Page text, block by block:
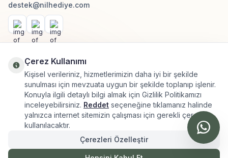
destek@nilhediye.com
Facebook
InstagramWhatsApp
KATEGORILER
ÖNEMLI BILGILER
HIZLI ERIŞIM
Çerez Kullanımı
Kişisel verileriniz, hizmetlerimizin daha iyi bir şekilde
sunulması için mevzuata uygun bir şekilde toplanıp işlenir.
Konuyla ilgili detaylı bilgi almak için Gizlilik Politikamızı
inceleyebilirsiniz. Reddet seçeneğine tıklamanız halinde
yalnızca internet sitemizin çalışması için gerekli çerezler
kullanılacaktır.
Çerezleri Özelleştir